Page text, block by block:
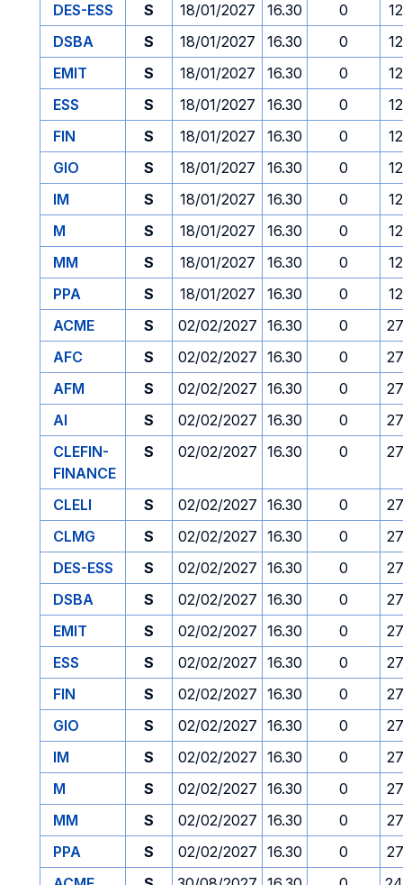
DES-ESS
S 18/01/2027 16.30 0
DSBA
S 18/01/2027 16.30 0
EMIT
S 18/01/2027 16.30 0
ESS
S 18/01/2027 16.30 0
FIN
S 18/01/2027 16.30 0
GIO
S 18/01/2027 16.30 0
IM
S 18/01/2027 16.30 0
M
S 18/01/2027 16.30 0
MM
S 18/01/2027 16.30 0
PPA
S 18/01/2027 16.30 0
ACME
S 02/02/2027 16.30 0
AFC
S 02/02/2027 16.30 0
AFM
S 02/02/2027 16.30 0
AI
S 02/02/2027 16.30 0
CLEFIN-
FINANCE
S 02/02/2027 16.30 0
CLELI S 02/02/2027 16.30 0
CLMG
S 02/02/2027 16.30 0
DES-ESS
S 02/02/2027 16.30 0
DSBA
S 02/02/2027 16.30 0
EMIT
S 02/02/2027 16.30 0
ESS
S 02/02/2027 16.30 0
FIN
S 02/02/2027 16.30 0
GIO
S 02/02/2027 16.30 0
IM
S 02/02/2027 16.30 0
M
S 02/02/2027 16.30 0
MM
S 02/02/2027 16.30 0
PPA
S 02/02/2027 16.30 0